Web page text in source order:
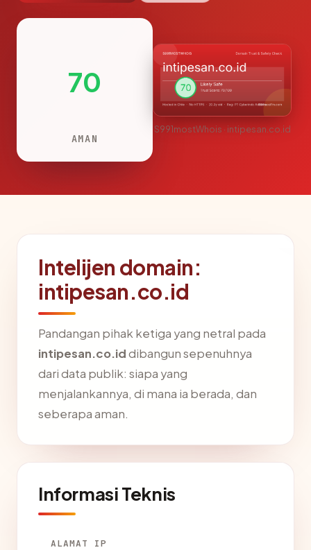
70
AMAN
S991mostWhois · intipesan.co.id
Intelijen domain:
intipesan.co.id
Pandangan pihak ketiga yang netral pada
intipesan.co.iddibangun sepenuhnya
dari data publik: siapa yang
menjalankannya, di mana ia berada, dan
seberapa aman.
Informasi Teknis
ALAMAT IP